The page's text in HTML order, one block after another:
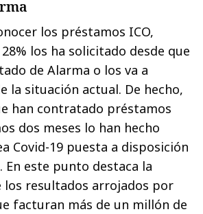
los préstamos ICO,
los ha solicitado desde que
de Alarma o los va a
la situación actual. De hecho,
han contratado préstamos
dos meses lo han hecho
Covid-19 puesta a disposición
En este punto destaca la
resultados arrojados por
facturan más de un millón de